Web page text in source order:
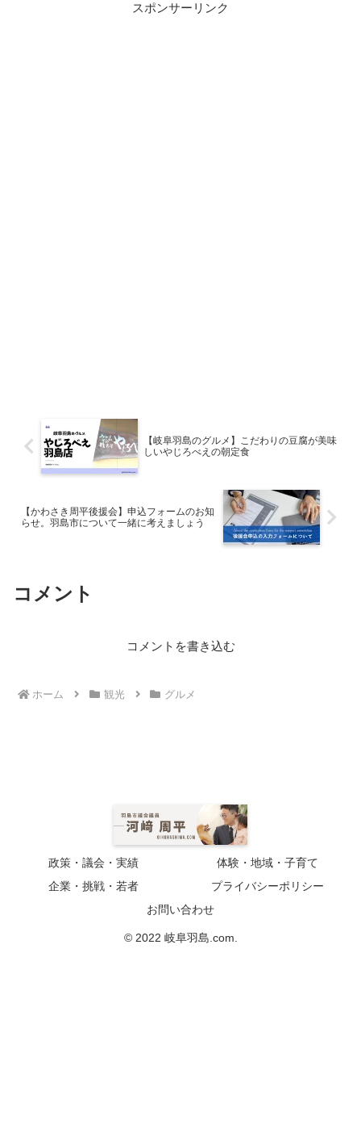
スポンサーリンク
【岐阜羽島のグルメ】こだわりの豆腐が美味
しいやじろべえの朝定食
【かわさき周平後援会】申込フォームのお知
らせ。羽島市について一緒に考えましょう
コメント
コメントを書き込む
ホーム 観光 グルメ
政策・議会・実績
体験・地域・子育て
企業・挑戦・若者
プライバシーポリシー
お問い合わせ
© 2022 岐阜羽島.com.